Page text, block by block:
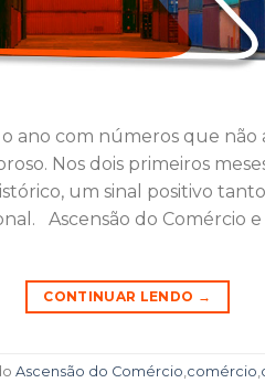
ano com números que não
Nos dois primeiros
um sinal positivo tanto
Ascensão do Comércio
CONTINUAR LENDO →
Ascensão do Comércio,comércio,